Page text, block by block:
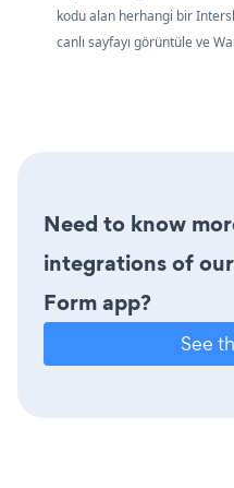
kodu alan herhangi bir
canlı sayfayı görüntüle ve
Need to know
integrations of
Form app?
See